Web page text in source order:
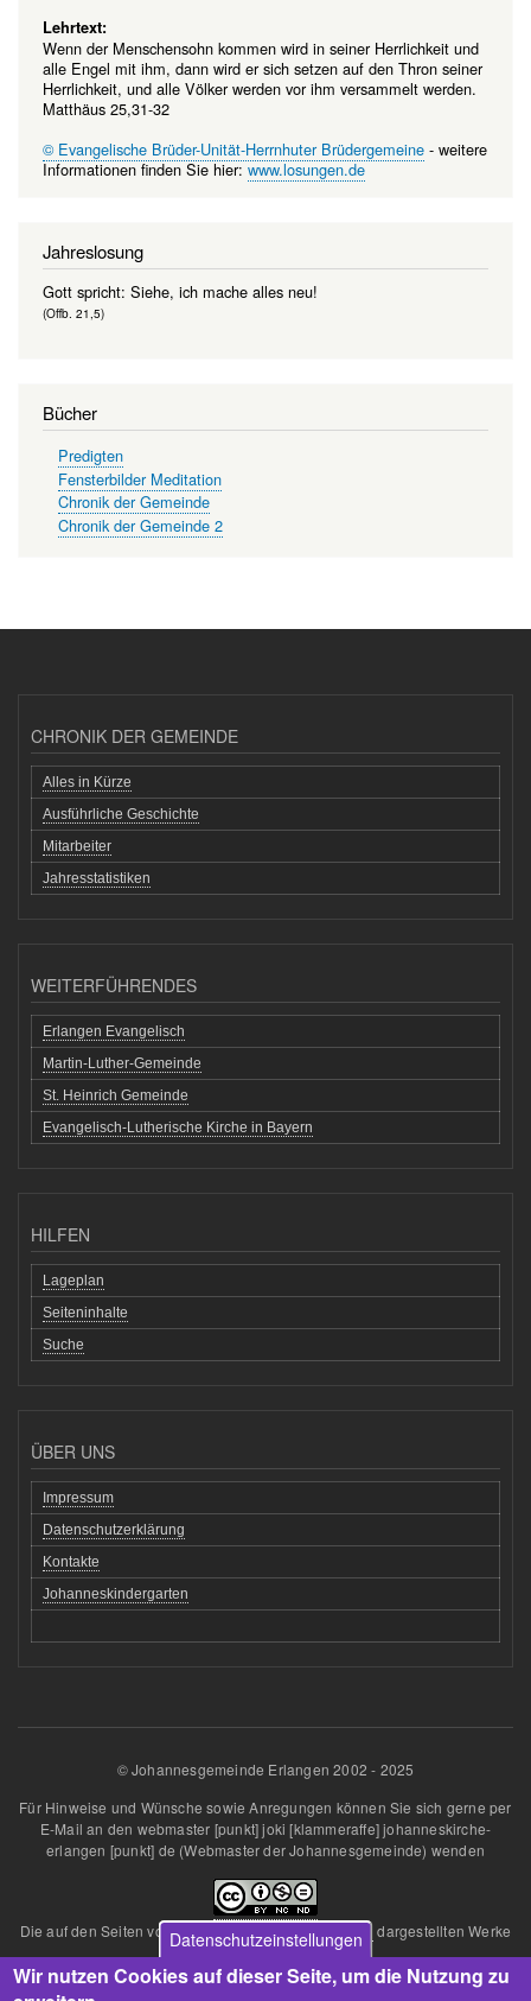
Lehrtext:
Wenn der Menschensohn kommen wird in seiner Herrlichkeit und
alle Engel mit ihm, dann wird er sich setzen auf den Thron seiner
Herrlichkeit, und alle Völker werden vor ihm versammelt werden.
Matthäus 25,31-32
© Evangelische Brüder-Unität-Herrnhuter Brüdergemeine - weitere
Informationen finden Sie hier: www.losungen.de
Jahreslosung
Gott spricht: Siehe, ich mache alles neu!
(Offb. 21,5)
Bücher
Predigten
Fensterbilder Meditation
Chronik der Gemeinde
Chronik der Gemeinde 2
CHRONIK DER GEMEINDE
Alles in Kürze
Ausführliche Geschichte
Mitarbeiter
Jahresstatistiken
WEITERFÜHRENDES
Erlangen Evangelisch
Martin-Luther-Gemeinde
St. Heinrich Gemeinde
Evangelisch-Lutherische Kirche in Bayern
HILFEN
Lageplan
Seiteninhalte
Suche
ÜBER UNS
Impressum
Datenschutzerklärung
Kontakte
Johanneskindergarten
© Johannesgemeinde Erlangen 2002 - 2025
Für Hinweise und Wünsche sowie Anregungen können Sie sich gerne per
E-Mail an den webmaster [punkt]joki [klammeraffe]johanneskirche-
erlangen [punkt] de (Webmaster der Johannesgemeinde) wenden
Die auf den Seiten vonJohannesgemeinde Erlangen dargestellten Werke
sind lizenziert unter einer
Creative Commons Namensnennung - Nicht kommerziell - Keine
Datenschutzeinstellungen
Wir nutzen Cookies auf dieser Seite, um die Nutzung zu